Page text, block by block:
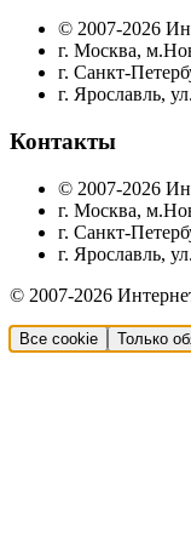
© 2007-2026
г. Москва,
г. Санкт-
г. Ярославль,
Контакты
© 2007-2026
г. Москва,
г. Санкт-
г. Ярославль,
© 2007-2026
Все cookie Только